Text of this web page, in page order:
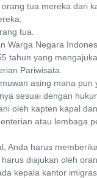
tua mereka dari
tua.
Warga Negara
tahun yang
Pariwisata.
asing mana
sesuai dengan
oleh kapten kapal
atau lembaga
Anda harus
diajukan oleh
kepala kantor